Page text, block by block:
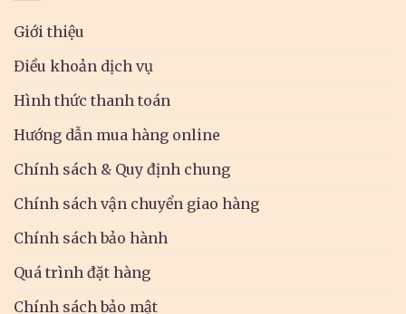
Giới thiệu
Điều khoản dịch vụ
Hình thức thanh toán
Hướng dẫn mua hàng online
Chính sách & Quy định chung
Chính sách vận chuyển giao hàng
Chính sách bảo hành
Quá trình đặt hàng
Chính sách bảo mật